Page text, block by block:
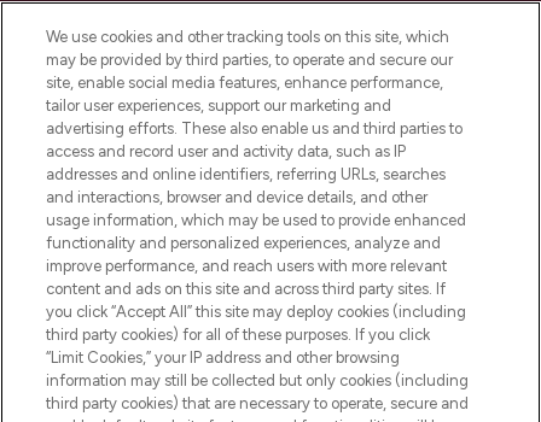
renommierten Marken. Shoppe online
oder über die App mit kostenloser
Lieferung ab einem Einkaufswert von 30€.
Cookie-Einwilligung
Do Not Sell or Share My Personal
Information
HILFE & INFORMATION
IMPRESSUM
ÜBER LOOKFANTASTIC
We use cookies and other tracking tools on this site, which
may be provided by third parties, to operate and secure our
site, enable social media features, enhance performance,
tailor user experiences, support our marketing and
advertising efforts. These also enable us and third parties to
access and record user and activity data, such as IP
addresses and online identifiers, referring URLs, searches
and interactions, browser and device details, and other
usage information, which may be used to provide enhanced
functionality and personalized experiences, analyze and
improve performance, and reach users with more relevant
content and ads on this site and across third party sites. If
you click “Accept All” this site may deploy cookies (including
third party cookies) for all of these purposes. If you click
“Limit Cookies,” your IP address and other browsing
information may still be collected but only cookies (including
third party cookies) that are necessary to operate, secure and